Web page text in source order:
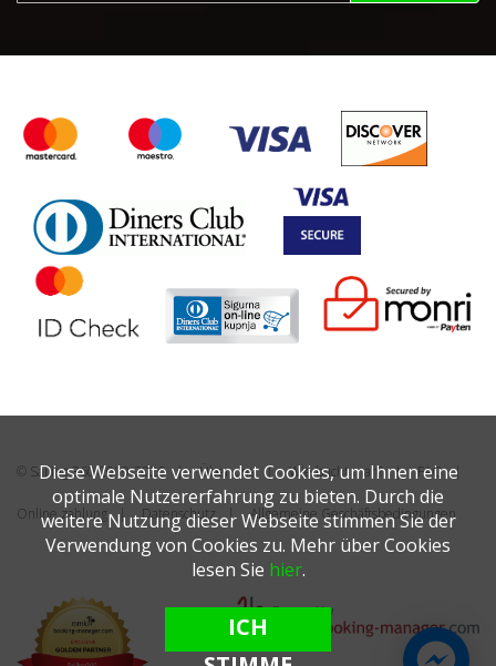
© Sailing 360 2019-2026 Über uns Wie bucht man? FAQ
Online zahlung Datenschutz Allgemeine Geschäftsbedingungen
Diese Webseite verwendet Cookies, um Ihnen eine
optimale Nutzererfahrung zu bieten. Durch die
weitere Nutzung dieser Webseite stimmen Sie der
Verwendung von Cookies zu. Mehr über Cookies
lesen Sie hier.
ICH